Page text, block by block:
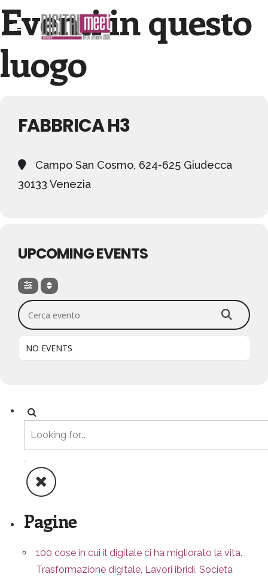
Eventi in questo
luogo
FABBRICA H3
Campo San Cosmo, 624-625 Giudecca
30133 Venezia
UPCOMING EVENTS
Cerca evento
NO EVENTS
Pagine
100 cose in cui il digitale ci ha migliorato la vita.
Trasformazione digitale, Lavori ibridi, Società